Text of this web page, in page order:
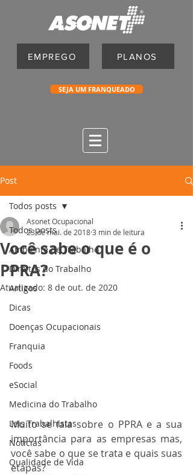
EMPREGO PLANOS
SEJA UM FRANQUEADO
Post
Todos posts
Ambiente de Trabalho
Direitos do Trabalho
Artigos
Dicas
Doenças Ocupacionais
Franquia
Foods
eSocial
Medicina do Trabalho
Leis Trabalhistas
Notícias
Qualidade de Vida
Todos posts
Você sabe o que é o
PPRA?
Asonet Ocupacional
23 de mai. de 20183 min de leitura
Atualizado: 8 de out. de 2020
Muito se fala sobre o PPRA e a sua
importância para as empresas mas,
você sabe o que se trata e quais suas
etapas?